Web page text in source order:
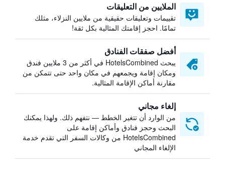
الملايين من التعليقات
تقييمات وتعليقات حقيقية من ملايين النزلاء، مثلك
تمامًا. احجز إقامتك المثالية بكل ثقة!
أفضل صفقات الفنادق
يبحث HotelsCombined في أكثر من 3 ملايين فندق
ومكان إقامة ويجمعهم في مكان واحد حتى تتمكن من
مقارنة أماكن الإقامة المثالية.
إلغاء مجاني
من الوارد أن تتغير الخطط — نتفهم ذلك. ولهذا يمكنك
البحث وحجز فنادق وأماكن إقامة على
HotelsCombined من وكالات السفر التي تقدم خدمة
الإلغاء المجاني